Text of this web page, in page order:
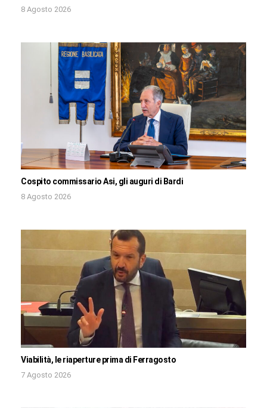
8 Agosto 2026
Cospito commissario Asi, gli auguri di Bardi
8 Agosto 2026
Viabilità, le riaperture prima di Ferragosto
7 Agosto 2026